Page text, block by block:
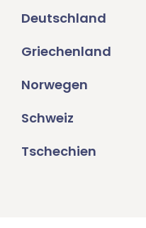
Deutschland
Griechenland
Norwegen
Schweiz
Tschechien